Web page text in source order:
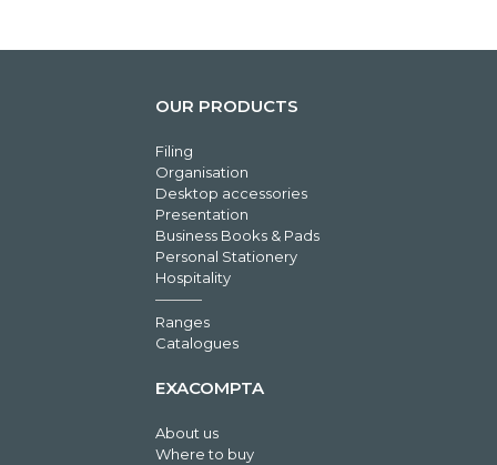
OUR PRODUCTS
Filing
Organisation
Desktop accessories
Presentation
Business Books & Pads
Personal Stationery
Hospitality
Ranges
Catalogues
EXACOMPTA
About us
Where to buy